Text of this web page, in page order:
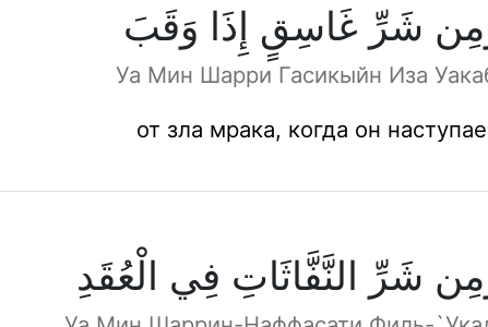
شَرِّ غَاسِقٍ إِذَا وَقَبَ
Уа Мин Шарри Гасикыйн Иза
от зла мрака, когда он
شَرِّ النَّفَّاثَاتِ فِي الْعُقَدِ